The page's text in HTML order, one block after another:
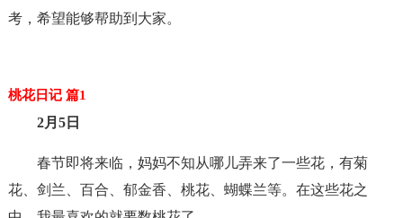
考，希望能够帮助到大家。
桃花日记 篇1
2月5日
春节即将来临，妈妈不知从哪儿弄来了一些花，有菊
花、剑兰、百合、郁金香、桃花、蝴蝶兰等。在这些花之